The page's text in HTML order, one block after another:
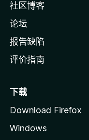
社区博客
论坛
报告缺陷
评价指南
下载
Download Firefox
Windows